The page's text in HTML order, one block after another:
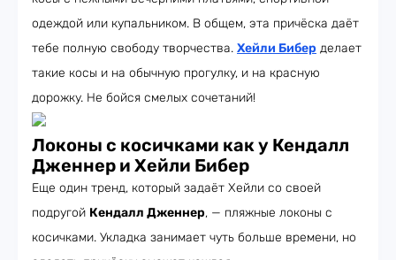
одеждой или купальником. В общем, эта причёска даёт
тебе полную свободу творчества. Хейли Бибер делает
такие косы и на обычную прогулку, и на красную
дорожку. Не бойся смелых сочетаний!
Локоны с косичками как у Кендалл
Дженнер и Хейли Бибер
Еще один тренд, который задаёт Хейли со своей
подругой Кендалл Дженнер, — пляжные локоны с
косичками. Укладка занимает чуть больше времени, но